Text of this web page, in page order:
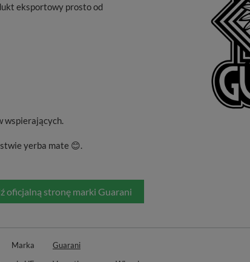
eksportowy prosto od
wspierających.
yerba mate 😊.
oficjalną stronę marki Guarani
Marka
Guarani